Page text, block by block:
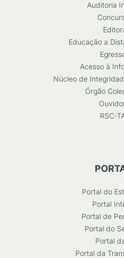
Auditoria
Educação a
Acesso à
Núcleo de
Órgão
RSC-
Portal do
Portal
Portal de
Portal do
Portal
Portal da